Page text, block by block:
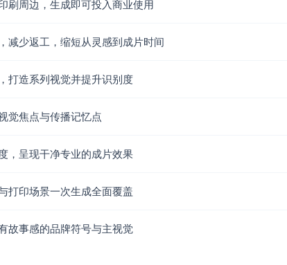
刷周边，生成即可投入商业使用
减少返工，缩短从灵感到成片时间
打造系列视觉并提升识别度
觉焦点与传播记忆点
，呈现干净专业的成片效果
打印场景一次生成全面覆盖
故事感的品牌符号与主视觉